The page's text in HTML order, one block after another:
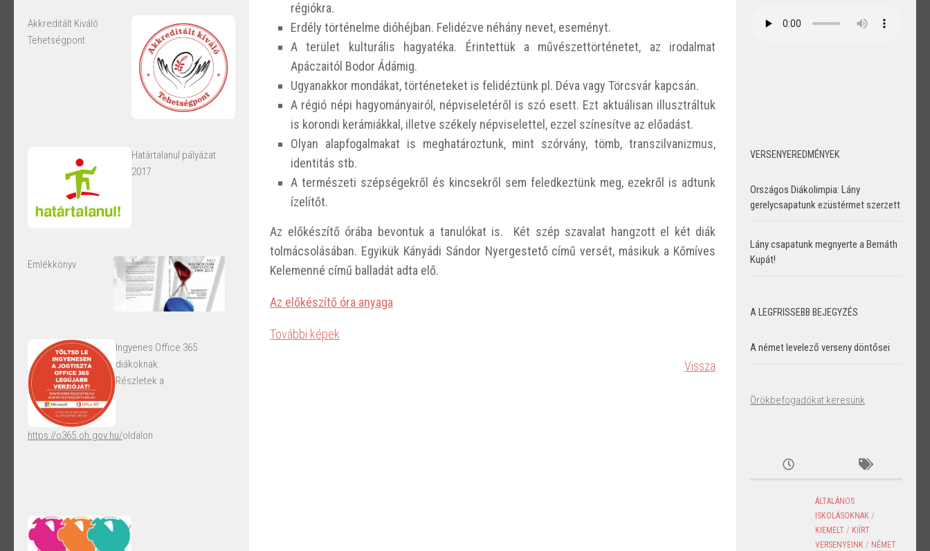
régiókra.
Erdély történelme dióhéjban. Felidézve néhány nevet, eseményt.
A terület kulturális hagyatéka. Érintettük a művészettörténetet, az irodalmat
Apáczaitól Bodor Ádámig.
Ugyanakkor mondákat, történeteket is felidéztünk pl. Déva vagy Törcsvár kapcsán.
A régió népi hagyományairól, népviseletéről is szó esett. Ezt aktuálisan illusztráltuk
is korondi kerámiákkal, illetve székely népviselettel, ezzel színesítve az előadást.
Olyan alapfogalmakat is meghatároztunk, mint szórvány, tömb, transzilvanizmus,
identitás stb.
A természeti szépségekről és kincsekről sem feledkeztünk meg, ezekről is adtunk
ízelítőt.
Az előkészítő órába bevontuk a tanulókat is. Két szép szavalat hangzott el két diák
tolmácsolásában. Egyikük Kányádi Sándor Nyergestető című versét, másikuk a Kőmíves
Kelemenné című balladát adta elő.
Az előkészítő óra anyaga
További képek
Vissza
Akkreditált Kiváló
Tehetségpont
Határtalanul pályázat
2017
Emlékkönyv
Ingyenes Office 365
diákoknak.
Részletek a
https://o365.oh.gov.hu/oldalon
VERSENYEREDMÉNYEK
Országos Diákolimpia: Lány
gerelycsapatunk ezüstérmet szerzett
Lány csapatunk megnyerte a Bernáth
Kupát!
A LEGFRISSEBB BEJEGYZÉS
A német levelező verseny döntősei
Örökbefogadókat keresünk
ÁLTALÁNOS
ISKOLÁSOKNAK /
KIEMELT / KIÍRT
VERSENYEINK / NÉMET